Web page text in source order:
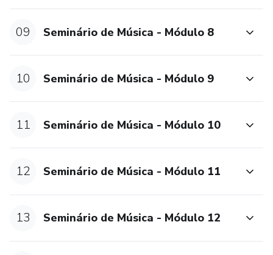
09 Seminário de Música - Módulo 8
10 Seminário de Música - Módulo 9
11 Seminário de Música - Módulo 10
12 Seminário de Música - Módulo 11
13 Seminário de Música - Módulo 12